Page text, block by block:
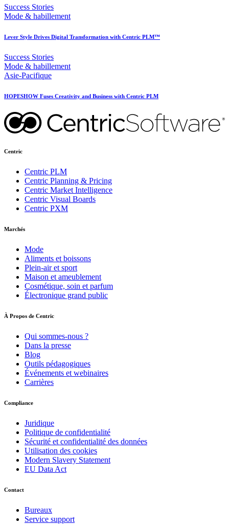
Success Stories
Mode & habillement
Lever Style Drives Digital Transformation with Centric PLM™
Success Stories
Mode & habillement
Asie-Pacifique
HOPESHOW Fuses Creativity and Business with Centric PLM
Centric
Centric PLM
Centric Planning & Pricing
Centric Market Intelligence
Centric Visual Boards
Centric PXM
Marchés
Mode
Aliments et boissons
Plein-air et sport
Maison et ameublement
Cosmétique, soin et parfum
Électronique grand public
À Propos de Centric
Qui sommes-nous ?
Dans la presse
Blog
Outils pédagogiques
Événements et webinaires
Carrières
Compliance
Juridique
Politique de confidentialité
Sécurité et confidentialité des données
Utilisation des cookies
Modern Slavery Statement
EU Data Act
Contact
Bureaux
Service support